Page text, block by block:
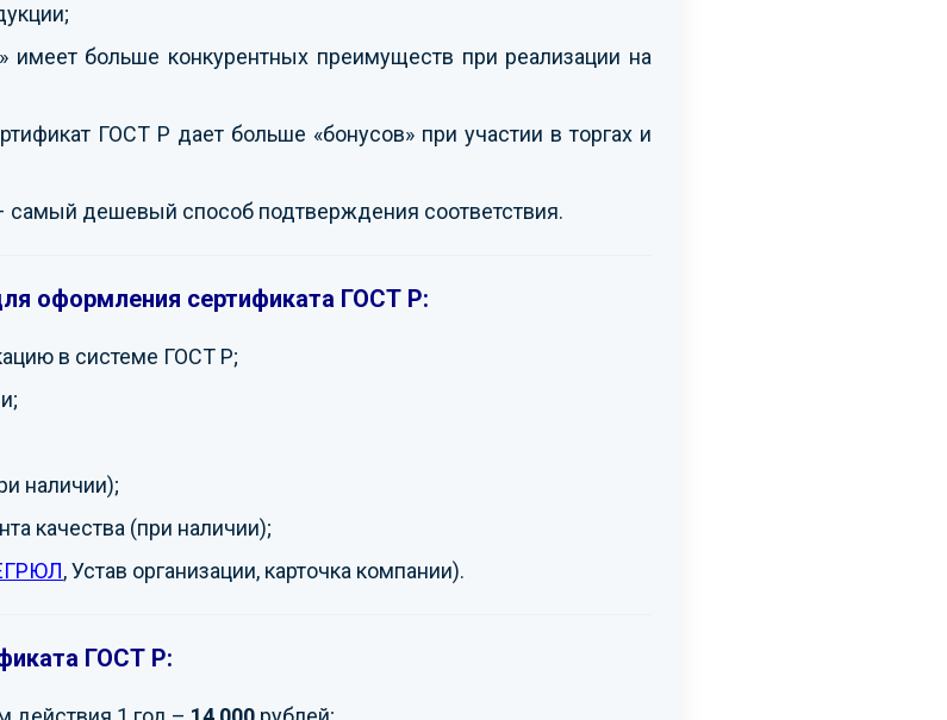
имеет больше конкурентных преимуществ при реализации на
ГОСТ Р дает больше «бонусов» при участии в торгах и
самый дешевый способ подтверждения соответствия.
оформления сертификата ГОСТ Р:
в системе ГОСТ Р;
наличии);
качества (при наличии);
, Устав организации, карточка компании).
ГОСТ Р: